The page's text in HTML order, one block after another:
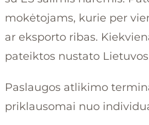
mokėtojams, kurie per
ar eksporto ribas.
pateiktos nustato
Paslaugos atlikimo
priklausomai nuo